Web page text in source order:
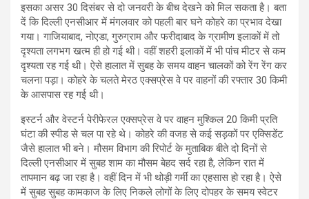
इसका असर 30 दिसंबर से दो जनवरी के बीच देखने को मिल सकता है। बता
दें कि दिल्ली एनसीआर में मंगलवार को पहली बार घने कोहरे का प्रभाव देखा
गया। गाजियाबाद, नोएडा, गुरुग्राम और फरीदाबाद के ग्रामीण इलाकों में तो
दृश्यता लगभग खत्म ही हो गई थी। वहीं शहरी इलाकों में भी पांच मीटर से कम
दृश्यता रह गई थी। ऐसे हालात में सुबह के समय वाहन चालकों को रेंग रेंग कर
चलना पड़ा। कोहरे के चलते मेरठ एक्सप्रेस वे पर वाहनों की रफ्तार 30 किमी
के आसपास रह गई थी।
इस्टर्न और वेस्टर्न पेरीफेरल एक्सप्रेस वे पर वाहन मुश्किल 20 किमी प्रति
घंटा की स्पीड से चल पा रहे थे। कोहरे की वजह से कई सड़कों पर एक्सिडेंट
जैसे हालात भी बने। मौसम विभाग की रिपोर्ट के मुताबिक बीते दो दिनों से
दिल्ली एनसीआर में सुबह शाम का मौसम बेहद सर्द रहा है, लेकिन रात में
तापमान बढ़ जा रहा है। वहीं दिन में भी थोड़ी गर्मी का एहसास हो रहा है। ऐसे
में सुबह सुबह कामकाज के लिए निकले लोगों के लिए दोपहर के समय स्वेटर